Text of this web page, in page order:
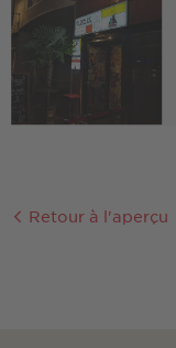
Retour à l'aperçu